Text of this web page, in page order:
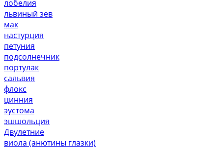
лобелия
львиный зев
мак
настурция
петуния
подсолнечник
портулак
сальвия
флокс
цинния
эустома
эшшольция
Двулетние
виола (анютины глазки)